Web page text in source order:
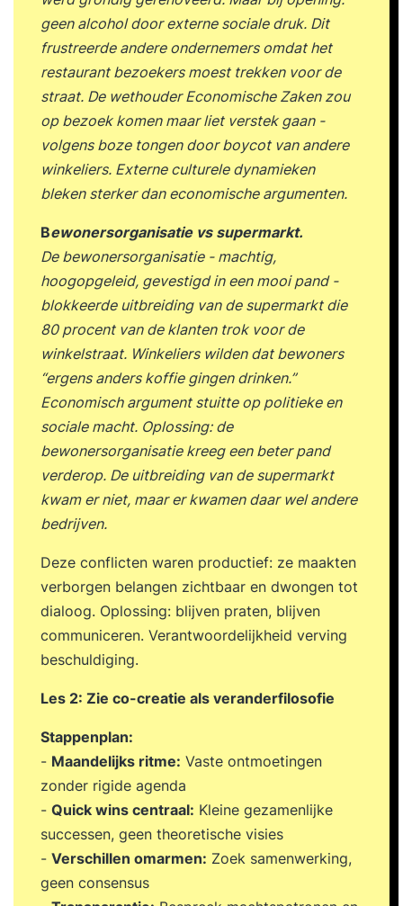
geen alcohol door externe sociale druk. Dit
frustreerde andere ondernemers omdat het
restaurant bezoekers moest trekken voor de
straat. De wethouder Economische Zaken zou
op bezoek komen maar liet verstek gaan -
volgens boze tongen door boycot van andere
winkeliers. Externe culturele dynamieken
bleken sterker dan economische argumenten.
Bewonersorganisatie vs supermarkt.
De bewonersorganisatie - machtig,
hoogopgeleid, gevestigd in een mooi pand -
blokkeerde uitbreiding van de supermarkt die
80 procent van de klanten trok voor de
winkelstraat. Winkeliers wilden dat bewoners
“ergens anders koffie gingen drinken.”
Economisch argument stuitte op politieke en
sociale macht. Oplossing: de
bewonersorganisatie kreeg een beter pand
verderop. De uitbreiding van de supermarkt
kwam er niet, maar er kwamen daar wel andere
bedrijven.
Deze conflicten waren productief: ze maakten
verborgen belangen zichtbaar en dwongen tot
dialoog. Oplossing: blijven praten, blijven
communiceren. Verantwoordelijkheid verving
beschuldiging.
Les 2: Zie co-creatie als veranderfilosofie
Stappenplan:
- Maandelijks ritme: Vaste ontmoetingen
zonder rigide agenda
- Quick wins centraal: Kleine gezamenlijke
successen, geen theoretische visies
- Verschillen omarmen: Zoek samenwerking,
geen consensus